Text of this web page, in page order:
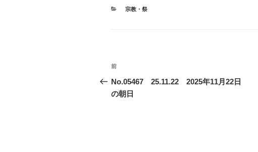
カ
宗教・祭
投
稿
ナ
前
の
投
前
No.05467 25.11.22 2025年11月22日
の朝日